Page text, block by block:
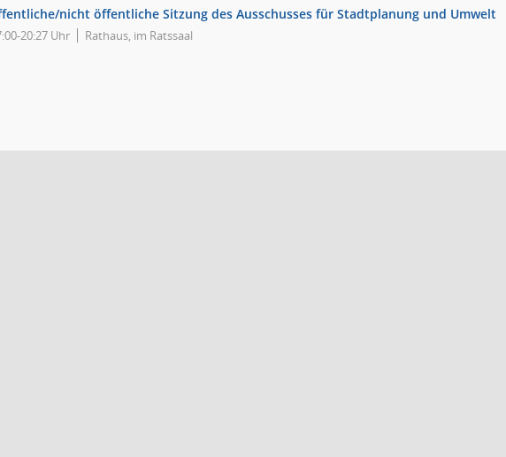
nicht öffentliche Sitzung des Ausschusses für Stadtplanung und Umwelt
20:27 Uhr Rathaus, im Ratssaal